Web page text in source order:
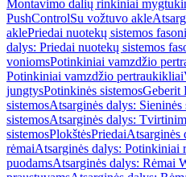
Montavimo dalių rinkiniai
PushControlSu vožtuvo akle
aklePriedai nuotekų sistemos
dalys: Priedai nuotekų sistemos
voniomsPotinkiniai vamzdžio
Potinkiniai vamzdžio pertraukikliai
jungtysPotinkinės sistemosGeberit
sistemosAtsarginės dalys: Sieninės
sistemosAtsarginės dalys:
sistemosPlokštėsPriedaiAtsarginės
rėmaiAtsarginės dalys: Potinkiniai
puodamsAtsarginės dalys: Rėmai